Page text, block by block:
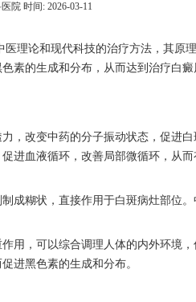
院 时间: 2026-03-11
理论和现代科技的治疗方法，其原
素的生成和分布，从而达到治疗白
改变中药的分子振动状态，促进白
进血液循环，改善局部微循环，从
糊状，直接作用于白斑病灶部位。
，可以综合调理人体的内外环境，
进黑色素的生成和分布。